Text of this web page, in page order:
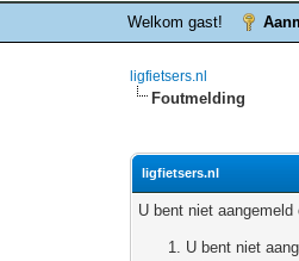
Welkom gast!
ligfietsers.nl
Foutmelding
ligfietsers.nl
U bent niet
U bent niet